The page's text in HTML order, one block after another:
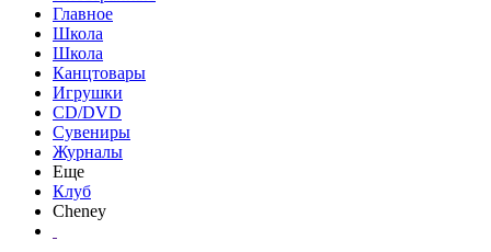
Главное
Школа
Школа
Канцтовары
Игрушки
CD/DVD
Сувениры
Журналы
Еще
Клуб
Cheney